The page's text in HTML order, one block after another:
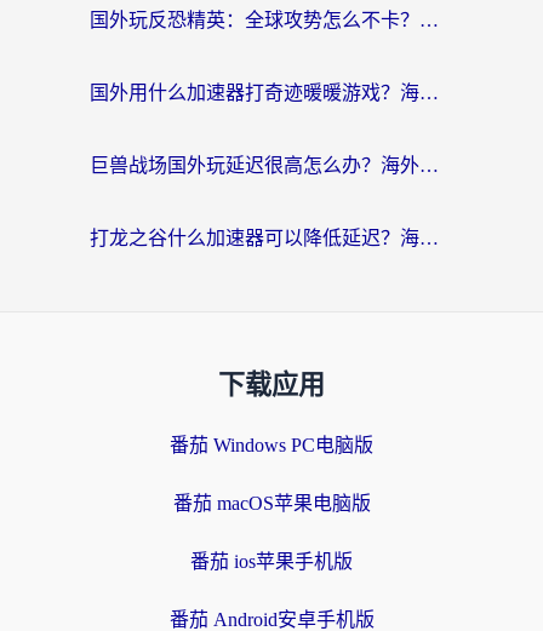
国外玩反恐精英：全球攻势怎么不卡？老玩家亲测的加速器选择指南
国外用什么加速器打奇迹暖暖游戏？海外党国服手游畅玩全攻略（附3款热门游戏实测）
巨兽战场国外玩延迟很高怎么办？海外党亲测的国服游戏加速解决方案
打龙之谷什么加速器可以降低延迟？海外玩家亲测有效的国服加速指南
下载应用
番茄 Windows PC电脑版
番茄 macOS苹果电脑版
番茄 ios苹果手机版
番茄 Android安卓手机版